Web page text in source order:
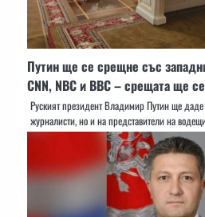
Путин ще се срещне със
CNN, NBC и BBC – срещата ще
Руският президент Владимир Путин ще
журналисти, но и на представители на